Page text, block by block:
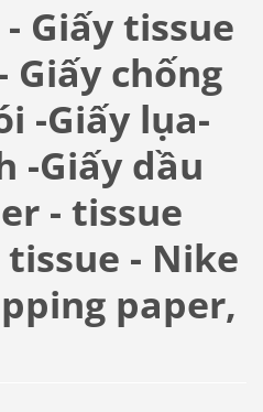
Giấy tissue
Giấy chống
-Giấy lụa-
-Giấy dầu
- tissue
- Nike
paper,